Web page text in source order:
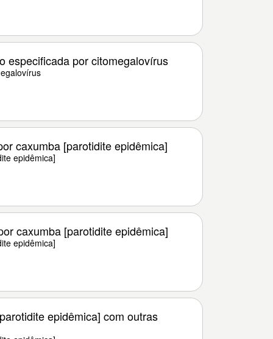
especificada por citomegalovírus
caxumba [parotidite epidêmica]
epidêmica]
caxumba [parotidite epidêmica]
epidêmica]
epidêmica] com outras